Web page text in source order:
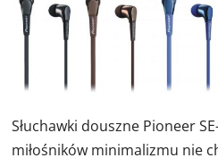
Słuchawki douszne Pioneer
miłośników minimalizmu nie